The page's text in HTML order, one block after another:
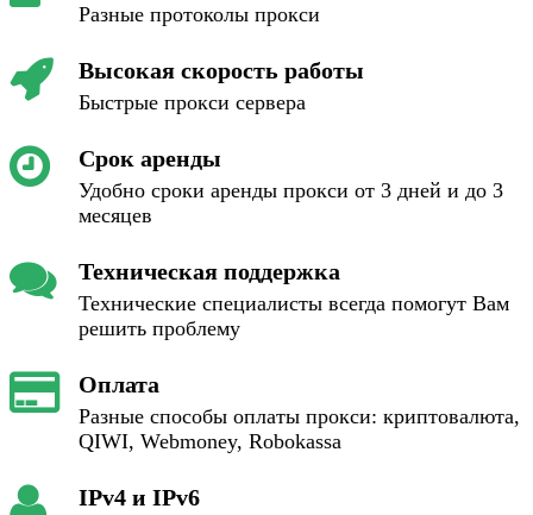
Разные протоколы прокси
Высокая скорость работы
Быстрые прокси сервера
Срок аренды
Удобно сроки аренды прокси от 3 дней и до 3
месяцев
Техническая поддержка
Технические специалисты всегда помогут Вам
решить проблему
Оплата
Разные способы оплаты прокси: криптовалюта,
QIWI, Webmoney, Robokassa
IPv4 и IPv6